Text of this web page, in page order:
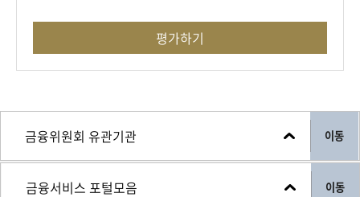
평가하기
이동
이동